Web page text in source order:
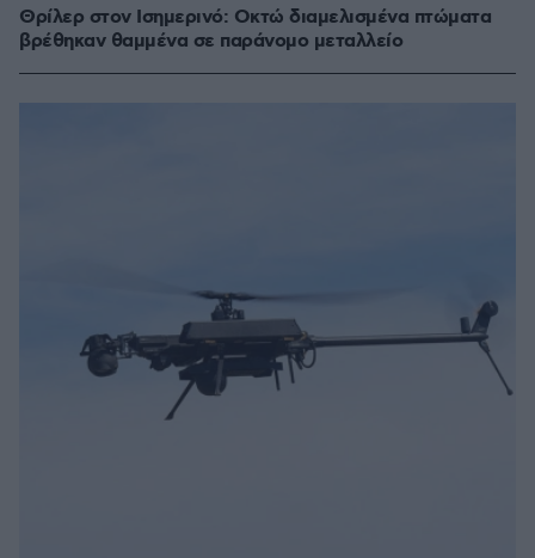
Θρίλερ στον Ισημερινό: Οκτώ διαμελισμένα πτώματα
βρέθηκαν θαμμένα σε παράνομο μεταλλείο